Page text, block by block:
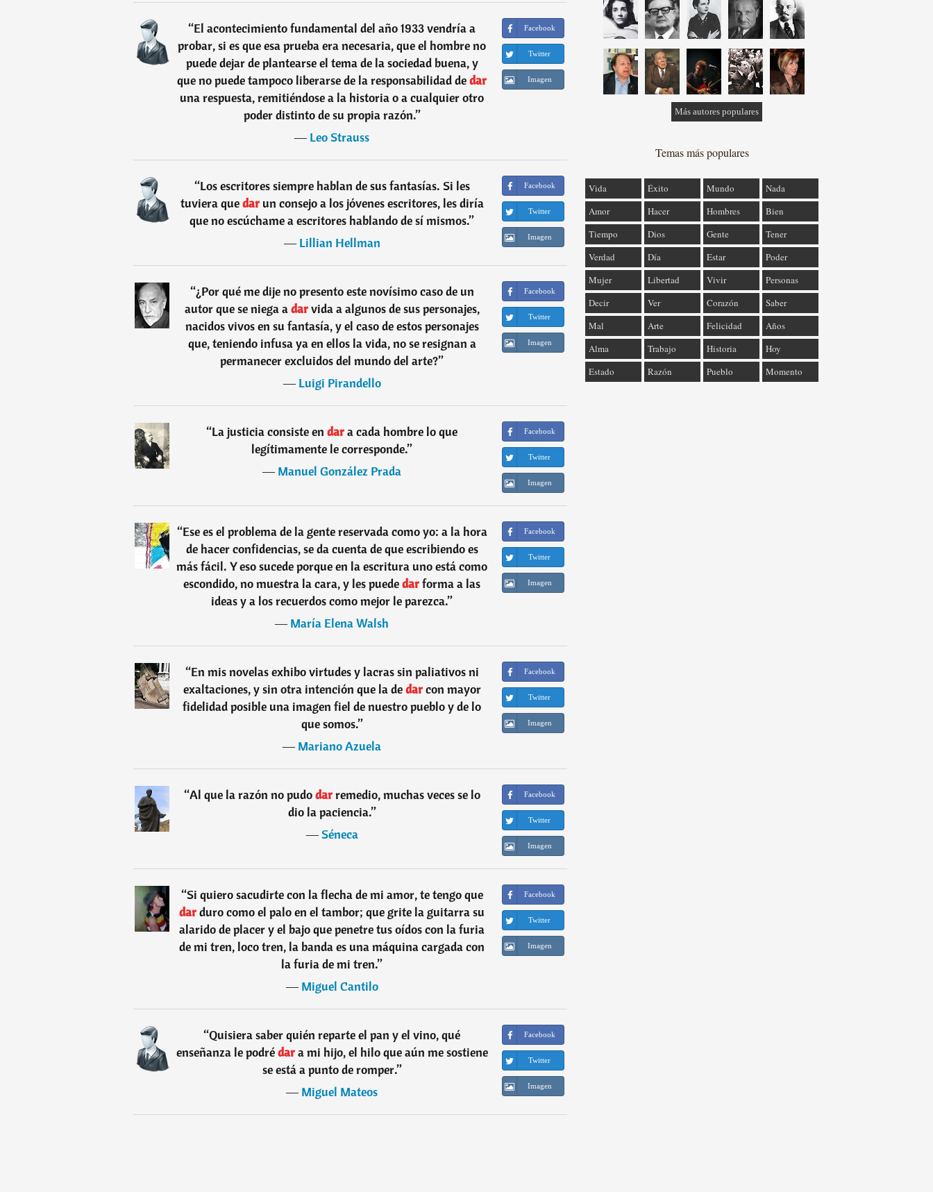
“El acontecimiento fundamental del año 1933 vendría a
probar, si es que esa prueba era necesaria, que el hombre no
puede dejar de plantearse el tema de la sociedad buena, y
que no puede tampoco liberarse de la responsabilidad dedar
una respuesta, remitiéndose a la historia o a cualquier otro
poder distinto de su propia razón.”
―Leo Strauss
Facebook
Twitter
Imagen
“Los escritores siempre hablan de sus fantasías. Si les
tuviera quedarun consejo a los jóvenes escritores, les diría
que no escúchame a escritores hablando de sí mismos.”
―Lillian Hellman
Facebook
Twitter
Imagen
“¿Por qué me dije no presento este novísimo caso de un
autor que se niega adarvida a algunos de sus personajes,
nacidos vivos en su fantasía, y el caso de estos personajes
que, teniendo infusa ya en ellos la vida, no se resignan a
permanecer excluidos del mundo del arte?”
―Luigi Pirandello
Facebook
Twitter
Imagen
“La justicia consiste en dara cada hombre lo que
legítimamente le corresponde.”
―Manuel González Prada
Facebook
Twitter
Imagen
“Ese es el problema de la gente reservada como yo: a la hora
de hacer confidencias, se da cuenta de que escribiendo es
más fácil. Y eso sucede porque en la escritura uno está como
escondido, no muestra la cara, y les puededarforma a las
ideas y a los recuerdos como mejor le parezca.”
―María Elena Walsh
Facebook
Twitter
Imagen
“En mis novelas exhibo virtudes y lacras sin paliativos ni
exaltaciones, y sin otra intención que la dedarcon mayor
fidelidad posible una imagen fiel de nuestro pueblo y de lo
que somos.”
―Mariano Azuela
Facebook
Twitter
Imagen
“Al que la razón no pudodarremedio, muchas veces se lo
dio la paciencia.”
―Séneca
Facebook
Twitter
Imagen
“Si quiero sacudirte con la flecha de mi amor, te tengo que
darduro como el palo en el tambor; que grite la guitarra su
alarido de placer y el bajo que penetre tus oídos con la furia
de mi tren, loco tren, la banda es una máquina cargada con
la furia de mi tren.”
―Miguel Cantilo
Facebook
Twitter
Imagen
“Quisiera saber quién reparte el pan y el vino, qué
enseñanza le podrédara mi hijo, el hilo que aún me sostiene
se está a punto de romper.”
―Miguel Mateos
Facebook
Twitter
Imagen
Más autores populares
Temas más populares
Vida Éxito Mundo
Nada
Amor
Hacer Hombres
Bien
Tiempo
Dios Gente
Tener
Verdad
Día Estar
Poder
Mujer
Libertad Vivir
Personas
Decir
Ver Corazón
Saber
Mal
Arte Felicidad
Años
Alma
Trabajo Historia
Hoy
Estado
Razón Pueblo Momento